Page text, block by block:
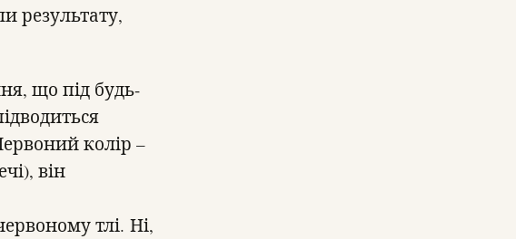
результату,
що під будь-
колір –
він
тлі. Ні,